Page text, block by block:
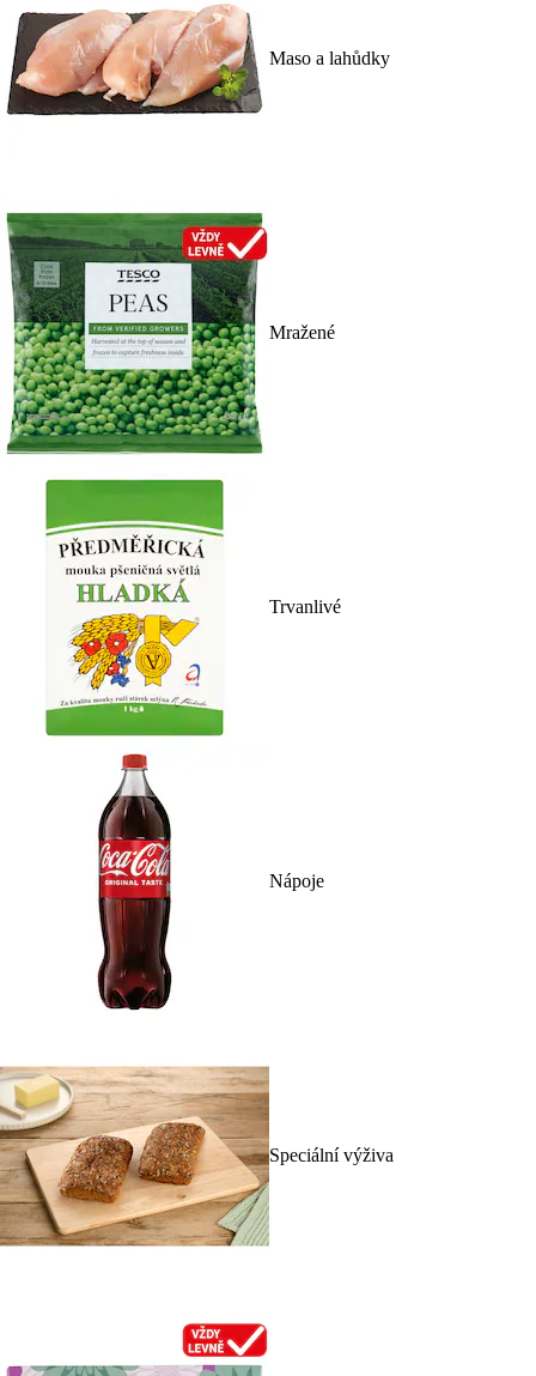
Maso a lahůdky
Mražené
Trvanlivé
Nápoje
Speciální výživa